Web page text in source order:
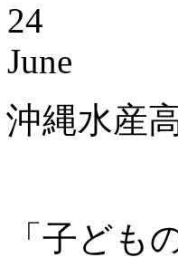
24
June
沖縄水産
「子ども